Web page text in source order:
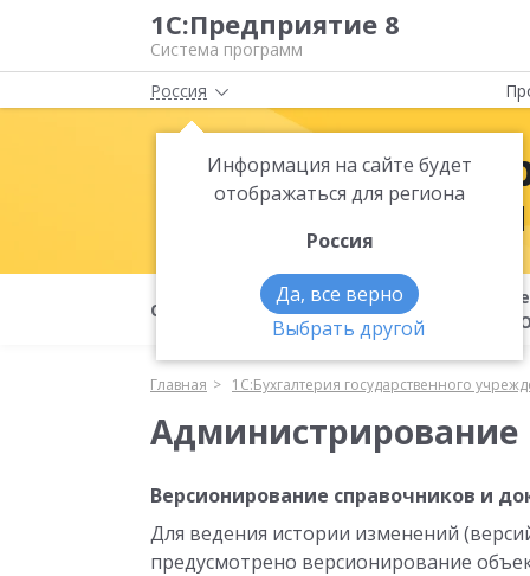
1С:Предприятие 8
Система программ
Россия
Информация на сайте будет
отображаться для региона
Россия
Да, все верно
Выбрать другой
О продукте
Преимущества
редакции 2.0
Главная 1С:Бухгалтерия государственного
Администрирование
Версионирование справочников и
Для ведения истории изменений
предусмотрено версионирование